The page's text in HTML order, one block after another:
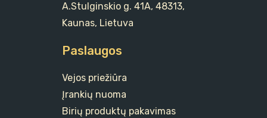
A.Stulginskio g. 41A, 48313,
Kaunas, Lietuva
Paslaugos
Vejos priežiūra
Įrankių nuoma
Birių produktų pakavimas